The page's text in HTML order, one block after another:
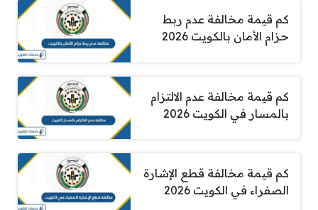
كم قيمة مخالفة عدم ربط
حزام الأمان بالكويت 2026
كم قيمة مخالفة عدم الالتزام
بالمسار في الكويت 2026
كم قيمة مخالفة قطع الإشارة
الصفراء في الكويت 2026